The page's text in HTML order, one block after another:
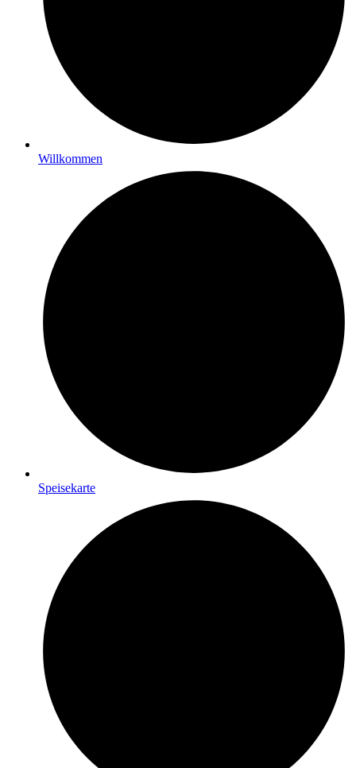
Willkommen
Speisekarte